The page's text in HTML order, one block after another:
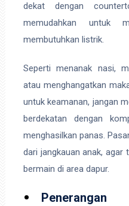
dekat dengan
memudahkan untuk
membutuhkan listrik.
Seperti menanak nasi,
atau menghangatkan
untuk keamanan, jangan
berdekatan dengan
menghasilkan panas.
dari jangkauan anak,
bermain di area dapur.
Penerangan